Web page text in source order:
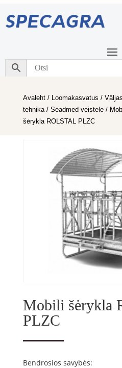
Avaleht/ Loomakasvatus /
tehnika/ Seadmed veistele/
šėrykla ROLSTAL PLZC
Mobili šėrykla
PLZC
Bendrosios savybės: